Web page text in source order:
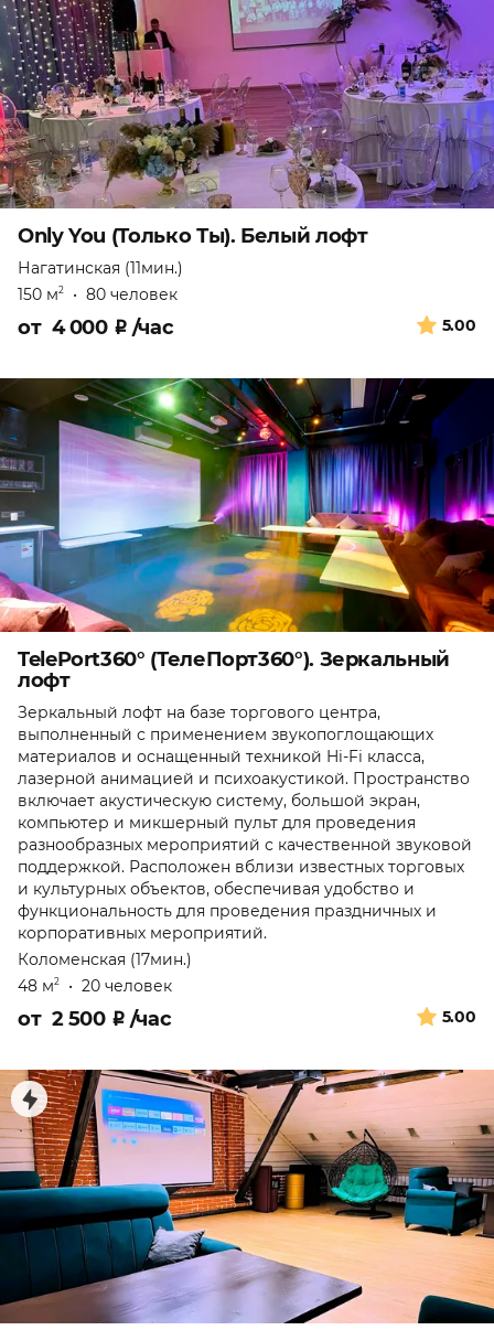
Only You (Только Ты). Белый лофт
Нагатинская (11мин.)
150 м2 • 80 человек
5.00
от 4 000 ₽ /час
TelePort360° (ТелеПорт360°). Зеркальный
лофт
Зеркальный лофт на базе торгового центра,
выполненный с применением звукопоглощающих
материалов и оснащенный техникой Hi-Fi класса,
лазерной анимацией и психоакустикой. Пространство
включает акустическую систему, большой экран,
компьютер и микшерный пульт для проведения
разнообразных мероприятий с качественной звуковой
поддержкой. Расположен вблизи известных торговых
и культурных объектов, обеспечивая удобство и
функциональность для проведения праздничных и
корпоративных мероприятий.
Коломенская (17мин.)
48 м2 • 20 человек
5.00
от 2 500 ₽ /час